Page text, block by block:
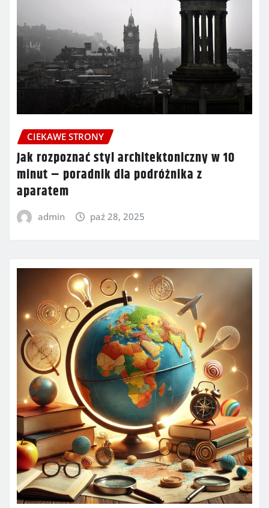
CIEKAWE STRONY
Jak rozpoznać styl architektoniczny w 10
minut – poradnik dla podróżnika z
aparatem
admin paź 28, 2025